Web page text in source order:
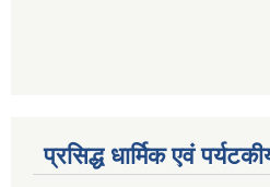
प्रसिद्ध धार्मिक एवं